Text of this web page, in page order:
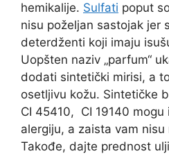
hemikalije. Sulfati poput
nisu poželjan sastojak jer
deterdženti koji imaju
Uopšten naziv „parfum“
dodati sintetički mirisi, a
osetljivu kožu. Sintetičke
CI 45410, CI 19140
alergiju, a zaista vam
Takođe, dajte prednost